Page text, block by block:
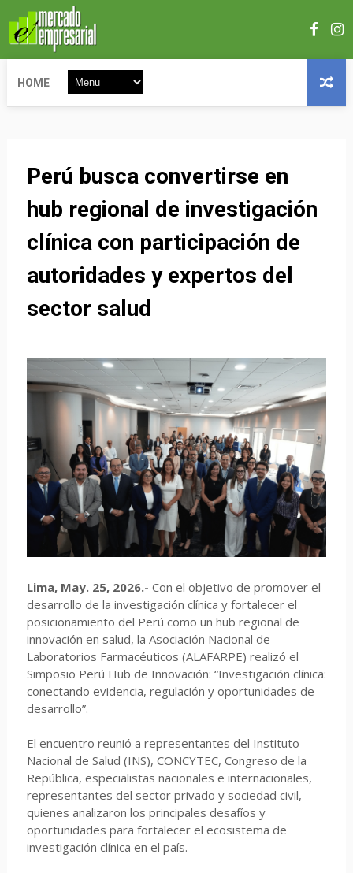
HOME
Perú busca convertirse en
hub regional de investigación
clínica con participación de
autoridades y expertos del
sector salud
Lima, May. 25, 2026.- Con el objetivo de promover el
desarrollo de la investigación clínica y fortalecer el
posicionamiento del Perú como un hub regional de
innovación en salud, la Asociación Nacional de
Laboratorios Farmacéuticos (ALAFARPE) realizó el
Simposio Perú Hub de Innovación: “Investigación clínica:
conectando evidencia, regulación y oportunidades de
desarrollo”.
El encuentro reunió a representantes del Instituto
Nacional de Salud (INS), CONCYTEC, Congreso de la
República, especialistas nacionales e internacionales,
representantes del sector privado y sociedad civil,
quienes analizaron los principales desafíos y
oportunidades para fortalecer el ecosistema de
investigación clínica en el país.